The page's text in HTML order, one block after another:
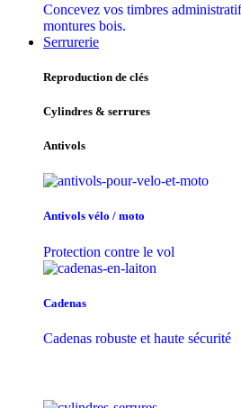
Concevez vos timbres
montures bois.
Serrurerie
Reproduction de clés
Cylindres & serrures
Antivols
Antivols vélo / moto
Protection contre le vol
Cadenas
Cadenas robuste et haute sécurité